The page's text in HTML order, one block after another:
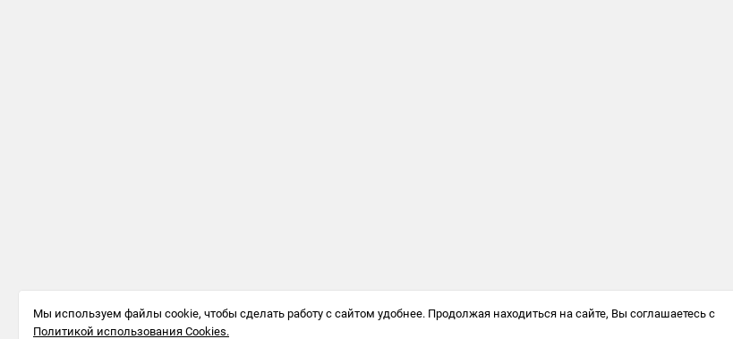
Мы используем файлы cookie, чтобы сделать работу с сайтом удобнее. Продолжая находиться на сайте, Вы соглашаетесь с
Политикой использования Cookies.